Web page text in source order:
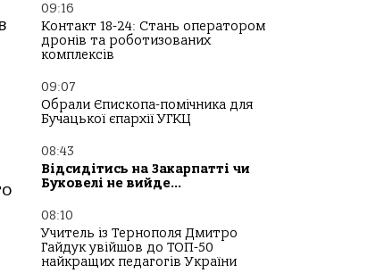
09:16
Контакт 18-24: Стань оператором
дронів та роботизованих
комплексів
09:07
Обрали Єпископа-помічника для
Бучацької єпархії УГКЦ
08:43
Відсидітись на Закарпатті чи
Буковелі не вийде…
08:10
Учитель із Тернополя Дмитро
Гайдук увійшов до ТОП-50
найкращих педагогів України